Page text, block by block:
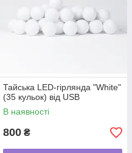
Тайська LED-гірлянда "White"
(35 кульок) від USB
В наявності
800 ₴